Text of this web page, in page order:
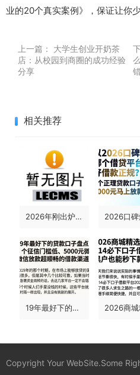
业的20个真实案例》，保证让你
上一篇：
大学生创业开奶茶
店：从校园到商圈的成功经验
分享
相关推荐
2026年刚出炉！这5个OPPO手机自带借钱平台，直接网上贷款包下3000
19年最好下的贷款口子盘点：5个征信门槛低、5000元微信放款超顺畅的借款渠道
Copyright Your WebSite.Some